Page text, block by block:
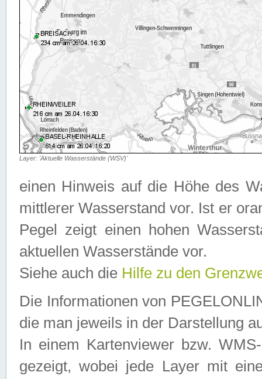
Layer: 'Aktuelle Wasserstände (WSV)'
einen Hinweis auf die Höhe des
mittlerer Wasserstand vor. Ist er
Pegel zeigt einen hohen
aktuellen Wasserstände vor.
Siehe auch die Hilfe zu den
Die Informationen von
die man jeweils in der Darstellung
In einem Kartenviewer bzw.
gezeigt, wobei jede Layer mit